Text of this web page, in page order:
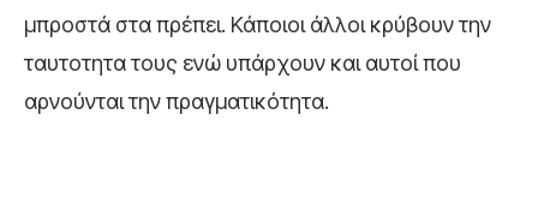
μπροστά στα πρέπει. Κάποιοι άλλοι κρύβουν την
ταυτοτητα τους ενώ υπάρχουν και αυτοί που
αρνούνται την πραγματικότητα.